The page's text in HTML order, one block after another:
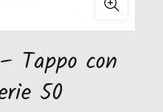
Tappo con
50